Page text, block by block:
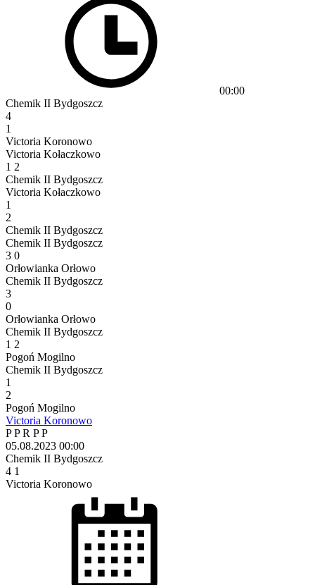
00:00
Chemik II Bydgoszcz
4
1
Victoria Koronowo
Victoria Kołaczkowo
1 2
Chemik II Bydgoszcz
Victoria Kołaczkowo
1
2
Chemik II Bydgoszcz
Chemik II Bydgoszcz
3 0
Orłowianka Orłowo
Chemik II Bydgoszcz
3
0
Orłowianka Orłowo
Chemik II Bydgoszcz
1 2
Pogoń Mogilno
Chemik II Bydgoszcz
1
2
Pogoń Mogilno
Victoria Koronowo
PPR PP
05.08.2023 00:00
Chemik II Bydgoszcz
4 1
Victoria Koronowo